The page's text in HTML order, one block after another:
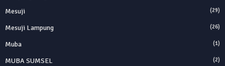
Mesuji (29)
Mesuji Lampung (26)
Muba (1)
MUBA SUMSEL (2)